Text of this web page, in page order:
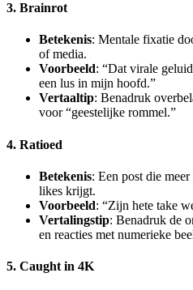
3. Brainrot
Betekenis: Mentale fixatie
of media.
Voorbeeld: “Dat virale
een lus in mijn hoofd.”
Vertaaltip: Benadruk
voor “geestelijke rommel.”
4. Ratioed
Betekenis: Een post die
likes krijgt.
Voorbeeld: “Zijn hete take
Vertalingstip: Benadruk de
en reacties met numerieke
5. Caught in 4K